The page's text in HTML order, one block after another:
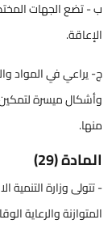
ب - تضع الجهات
الإعاقة.
ج- يراعي في المواد
وأشكال ميسرة
منها.
المادة (29)
- تتولى وزارة التنمية
المتوازنة والرعاية